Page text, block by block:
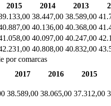
2015 2014 2013
38.447,00 38.589,00
40.136,00 40.368,00
40.097,00 40.247,00
40.808,00 40.832,00
por comarcas
2017 2016 2015
38.589,00 38.065,00 37.312,00